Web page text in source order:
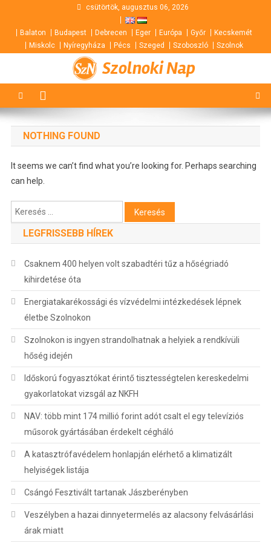
content
csütörtök, augusztus 06, 2026
Balaton Budapest Debrecen Eger Európa Győr
Kecskemét
Miskolc
Nyíregyháza Pécs Szeged Szoboszló Szolnok
Szolnoki Nap
NOTHING FOUND
It seems we can’t find what you’re looking for. Perhaps searching
can help.
Keresés:
LEGFRISSEBB HÍREK
Csaknem 400 helyen volt szabadtéri tűz a hőségriadó
kihirdetése óta
Energiatakarékossági és vízvédelmi intézkedések lépnek
életbe Szolnokon
Szolnokon is ingyen strandolhatnak a helyiek a rendkívüli
hőség idején
Időskorú fogyasztókat érintő tisztességtelen kereskedelmi
gyakorlatokat vizsgál az NKFH
NAV: több mint 174 millió forint adót csalt el egy televíziós
műsorok gyártásában érdekelt cégháló
A katasztrófavédelem honlapján elérhető a klimatizált
helyiségek listája
Csángó Fesztivált tartanak Jászberényben
Veszélyben a hazai dinnyetermelés az alacsony felvásárlási
árak miatt